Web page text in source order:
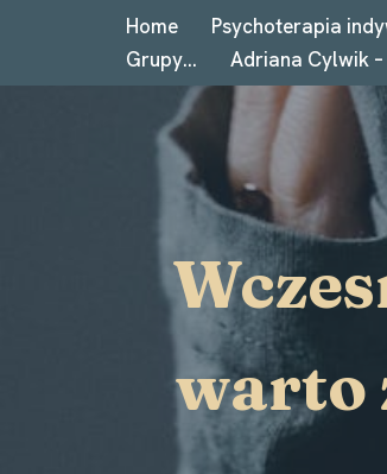
Home Psychoterapia
Grupy…
Adriana Cylwik
warto